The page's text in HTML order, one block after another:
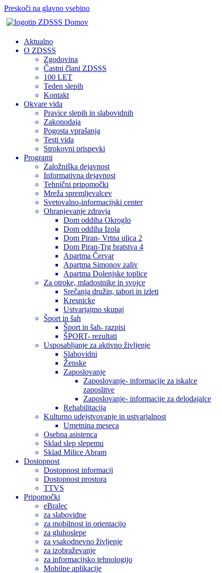
Preskoči na glavno vsebino
Domov
Aktualno
O ZDSSS
Zgodovina
Častni člani ZDSSS
100 LET
Teden slepih
Kontakt
Okvare vida
Pravice slepih in slabovidnih
Zakonodaja
Pogosta vprašanja
Testi vida
Strokovni prispevki
Programi
Založniška dejavnost
Informativna dejavnost
Tehnični pripomočki
Mreža spremljevalcev
Svetovalno-informacijski center
Ohranjevanje zdravja
Dom oddiha Okroglo
Dom oddiha Izola
Dom Piran- Vrtna ulica 2
Dom Piran-Trg bratstva 4
Apartma Červar
Apartma Simonov zaliv
Apartma Dolenjske toplice
Za otroke, mladostnike in svojce
Srečanja družin, tabori in izleti
Kresnicke
Ustvarjajmo skupaj
Šport in šah
Šport in šah- razpisi
ŠPORT- rezultati
Usposabljanje za aktivno življenje
Slabovidni
Ženske
Zaposlovanje
Zaposlovanje- informacije za iskalce
zaposlitve
Zaposlovanje- informacije za delodajalce
Rehabilitacija
Kulturno udejstvovanje in ustvarjalnost
Umetnina meseca
Osebna asistenca
Sklad slep slepemu
Sklad Milice Abram
Dostopnost
Dostopnost informacij
Dostopnost prostora
TTVS
Pripomočki
eBralec
za slabovidne
za mobilnost in orientacijo
za gluhoslepe
za vsakodnevno življenje
za izobraževanje
za informacijsko tehnologijo
Mobilne aplikacije